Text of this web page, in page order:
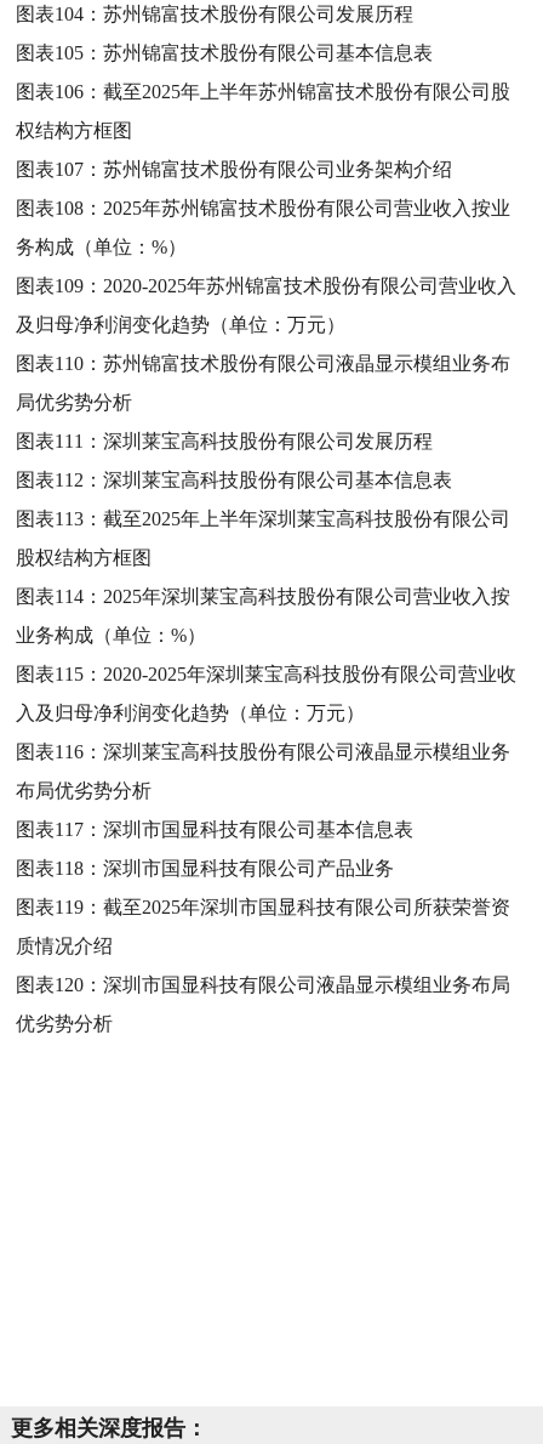
图表104：苏州锦富技术股份有限公司发展历程
图表105：苏州锦富技术股份有限公司基本信息表
图表106：截至2025年上半年苏州锦富技术股份有限公司股
权结构方框图
图表107：苏州锦富技术股份有限公司业务架构介绍
图表108： 2025年苏州锦富技术股份有限公司营业收入按业
务构成（单位：%）
图表109： 2020-2025年苏州锦富技术股份有限公司营业收入
及归母净利润变化趋势（单位：万元）
图表110：苏州锦富技术股份有限公司液晶显示模组业务布
局优劣势分析
图表111：深圳莱宝高科技股份有限公司发展历程
图表112：深圳莱宝高科技股份有限公司基本信息表
图表113：截至2025年上半年深圳莱宝高科技股份有限公司
股权结构方框图
图表114： 2025年深圳莱宝高科技股份有限公司营业收入按
业务构成（单位：%）
图表115： 2020-2025年深圳莱宝高科技股份有限公司营业收
入及归母净利润变化趋势（单位：万元）
图表116：深圳莱宝高科技股份有限公司液晶显示模组业务
布局优劣势分析
图表117：深圳市国显科技有限公司基本信息表
图表118：深圳市国显科技有限公司产品业务
图表119：截至2025年深圳市国显科技有限公司所获荣誉资
质情况介绍
图表120：深圳市国显科技有限公司液晶显示模组业务布局
优劣势分析
更多相关深度报告：